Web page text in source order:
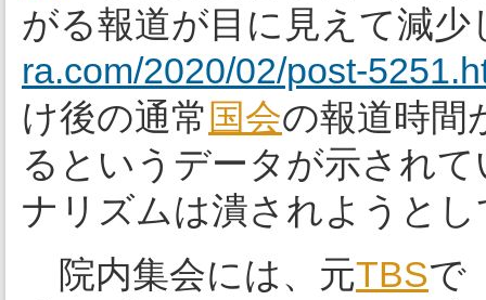
がる報道が目に見えて減少
ra.com/2020/02/post-
け後の通常 国会の報道時間
るというデータが示され
ナリズムは潰されようと
院内集会には、元TBSで